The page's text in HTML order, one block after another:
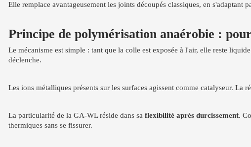
Elle remplace avantageusement les joints découpés classiques, en s'adaptant
Principe de polymérisation anaérobie :
Le mécanisme est simple : tant que la colle est exposée à l'air, elle reste
déclenche.
Les ions métalliques présents sur les surfaces agissent comme catalyseur. La
La particularité de la GA-WL réside dans sa flexibilité après durcissement.
thermiques sans se fissurer.